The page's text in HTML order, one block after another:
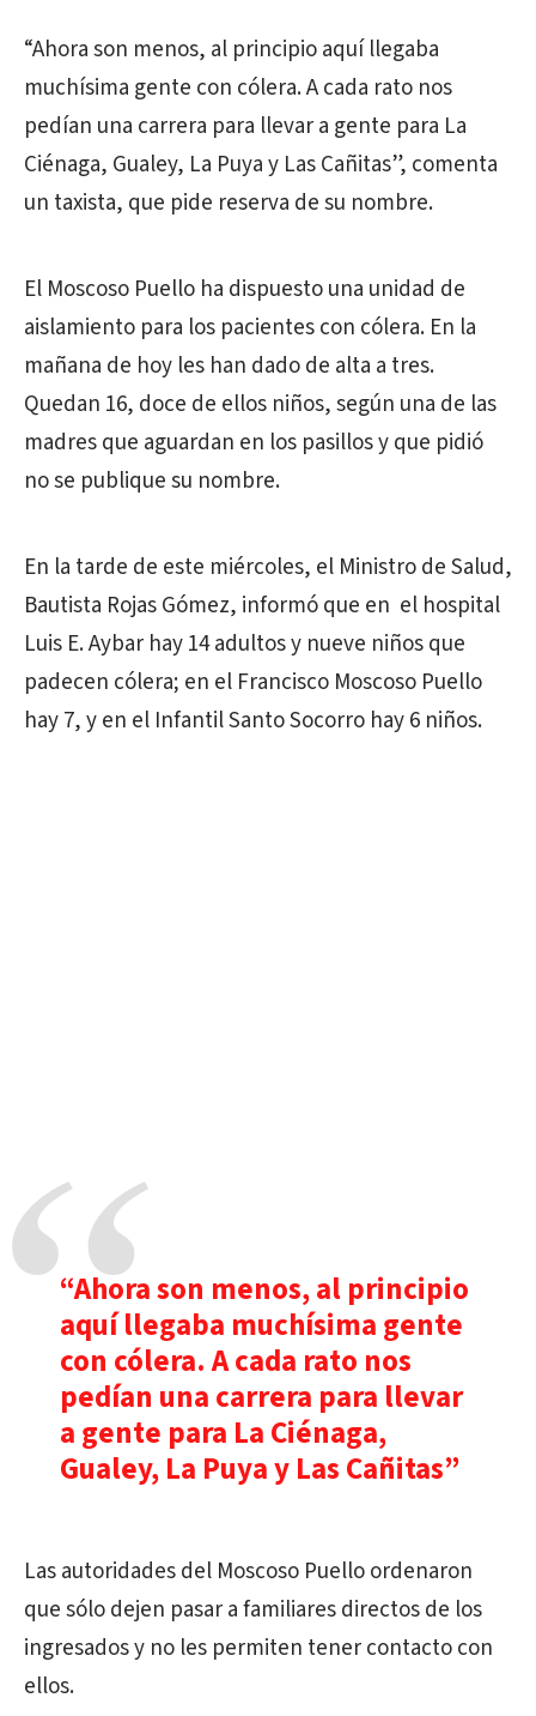
“Ahora son menos, al principio aquí llegaba
muchísima gente con cólera. A cada rato nos
pedían una carrera para llevar a gente para La
Ciénaga, Gualey, La Puya y Las Cañitas”, comenta
un taxista, que pide reserva de su nombre.
El Moscoso Puello ha dispuesto una unidad de
aislamiento para los pacientes con cólera. En la
mañana de hoy les han dado de alta a tres.
Quedan 16, doce de ellos niños, según una de las
madres que aguardan en los pasillos y que pidió
no se publique su nombre.
En la tarde de este miércoles, el Ministro de Salud,
Bautista Rojas Gómez, informó que en el hospital
Luis E. Aybar hay 14 adultos y nueve niños que
padecen cólera; en el Francisco Moscoso Puello
hay 7, y en el Infantil Santo Socorro hay 6 niños.
“Ahora son menos, al principio
aquí llegaba muchísima gente
con cólera. A cada rato nos
pedían una carrera para llevar
a gente para La Ciénaga,
Gualey, La Puya y Las Cañitas”
Las autoridades del Moscoso Puello ordenaron
que sólo dejen pasar a familiares directos de los
ingresados y no les permiten tener contacto con
ellos.